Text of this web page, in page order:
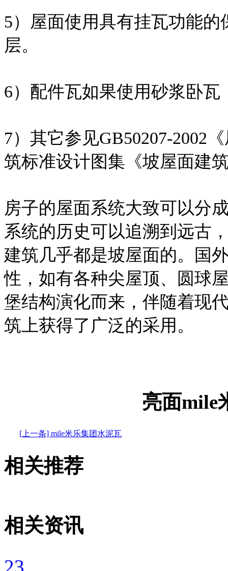
5）屋面使用具有挂瓦功能
层。
6）配件瓦如果使用砂浆卧
7）其它参见GB50207-2002
筑标准设计图集《坡屋面建
房子的屋面系统大致可以分
系统的历史可以追溯到远古
建筑几乎都是坡屋面的。国
性，如有各种尖屋顶、圆球
堡结构演化而来，伴随着现
筑上获得了广泛的采用。
亮面mile
[上一条] mile米乐集团水泥瓦
相关推荐
相关资讯